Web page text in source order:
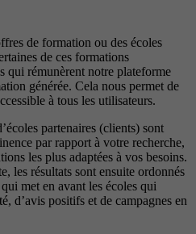
de formation ou des écoles
de ces formations
qui rémunèrent notre plateforme
générée. Cela nous permet de
à tous les utilisateurs.
partenaires (clients) sont
par rapport à votre recherche,
les plus adaptées à vos besoins.
les résultats sont ensuite ordonnés
met en avant les écoles qui
d’avis positifs et de campagnes en